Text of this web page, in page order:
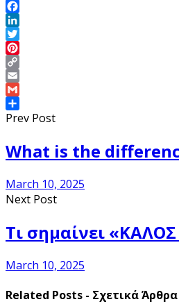
Facebook
LinkedIn
Twitter
Pinterest
Copy
Link
Email
Gmail
Share
Prev Post
What is the
March 10, 2025
Next Post
Τι σημαίνει
March 10, 2025
Related Posts - Σχετικά Άρθρα